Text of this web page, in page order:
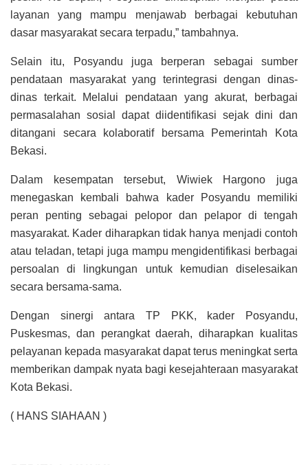
layanan yang mampu menjawab berbagai kebutuhan
dasar masyarakat secara terpadu,” tambahnya.
Selain itu, Posyandu juga berperan sebagai sumber
pendataan masyarakat yang terintegrasi dengan dinas-
dinas terkait. Melalui pendataan yang akurat, berbagai
permasalahan sosial dapat diidentifikasi sejak dini dan
ditangani secara kolaboratif bersama Pemerintah Kota
Bekasi.
Dalam kesempatan tersebut, Wiwiek Hargono juga
menegaskan kembali bahwa kader Posyandu memiliki
peran penting sebagai pelopor dan pelapor di tengah
masyarakat. Kader diharapkan tidak hanya menjadi contoh
atau teladan, tetapi juga mampu mengidentifikasi berbagai
persoalan di lingkungan untuk kemudian diselesaikan
secara bersama-sama.
Dengan sinergi antara TP PKK, kader Posyandu,
Puskesmas, dan perangkat daerah, diharapkan kualitas
pelayanan kepada masyarakat dapat terus meningkat serta
memberikan dampak nyata bagi kesejahteraan masyarakat
Kota Bekasi.
( HANS SIAHAAN )